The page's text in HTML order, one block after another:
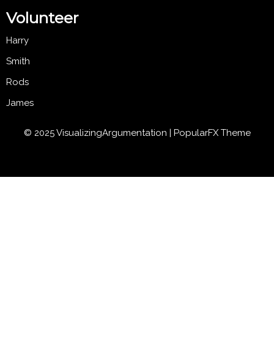
Volunteer
Harry
Smith
Rods
James
© 2025 VisualizingArgumentation | PopularFX Theme